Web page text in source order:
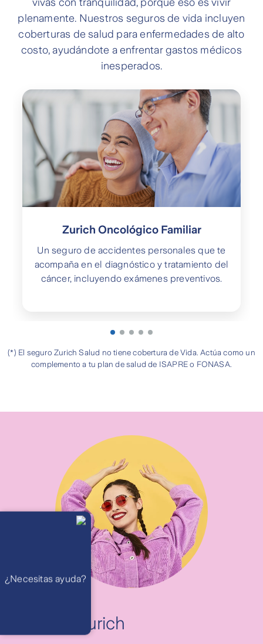
vivas con tranquilidad, porque eso es vivir
plenamente. Nuestros seguros de vida incluyen
coberturas de salud para enfermedades de alto
costo, ayudándote a enfrentar gastos médicos
inesperados.
Zurich Oncológico Familiar
Un seguro de accidentes personales que te
acompaña en el diagnóstico y tratamiento del
cáncer, incluyendo exámenes preventivos.
(*) El seguro Zurich Salud no tiene cobertura de Vida. Actúa como un
complemento a tu plan de salud de ISAPRE o FONASA.
Mundo Zurich
¿Necesitas ayuda?
WhatsApp
Atención 24